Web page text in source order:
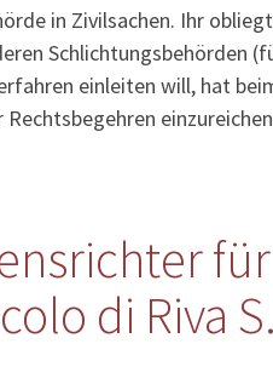
in Zivilsachen. Ihr
Schlichtungsbehörden
einleiten will, hat
für
di Riva